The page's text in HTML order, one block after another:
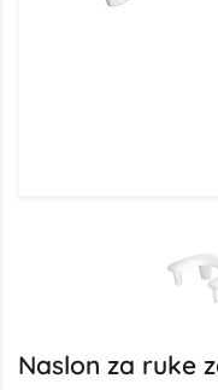
Naslon za ruke